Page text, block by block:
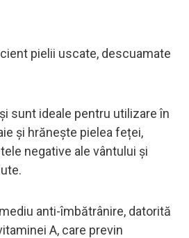
pielii uscate, descuamate
sunt ideale pentru utilizare în
și hrănește pielea feței,
negative ale vântului și
anti-îmbătrânire, datorită
A, care previn